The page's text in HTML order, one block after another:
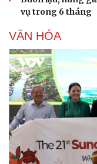
vụ trong 6 tháng
VĂN HÓA